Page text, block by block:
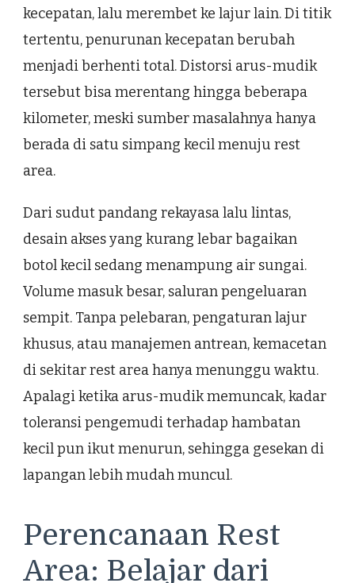
kecepatan, lalu merembet ke lajur lain. Di titik
tertentu, penurunan kecepatan berubah
menjadi berhenti total. Distorsi arus-mudik
tersebut bisa merentang hingga beberapa
kilometer, meski sumber masalahnya hanya
berada di satu simpang kecil menuju rest
area.
Dari sudut pandang rekayasa lalu lintas,
desain akses yang kurang lebar bagaikan
botol kecil sedang menampung air sungai.
Volume masuk besar, saluran pengeluaran
sempit. Tanpa pelebaran, pengaturan lajur
khusus, atau manajemen antrean, kemacetan
di sekitar rest area hanya menunggu waktu.
Apalagi ketika arus-mudik memuncak, kadar
toleransi pengemudi terhadap hambatan
kecil pun ikut menurun, sehingga gesekan di
lapangan lebih mudah muncul.
Perencanaan Rest
Area: Belajar dari